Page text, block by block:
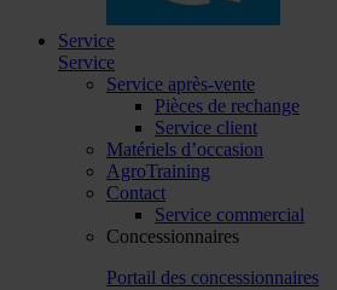
Service
Service
Service après-vente
Pièces de rechange
Service client
Matériels d’occasion
AgroTraining
Contact
Service commercial
Concessionnaires
Portail des concessionnaires